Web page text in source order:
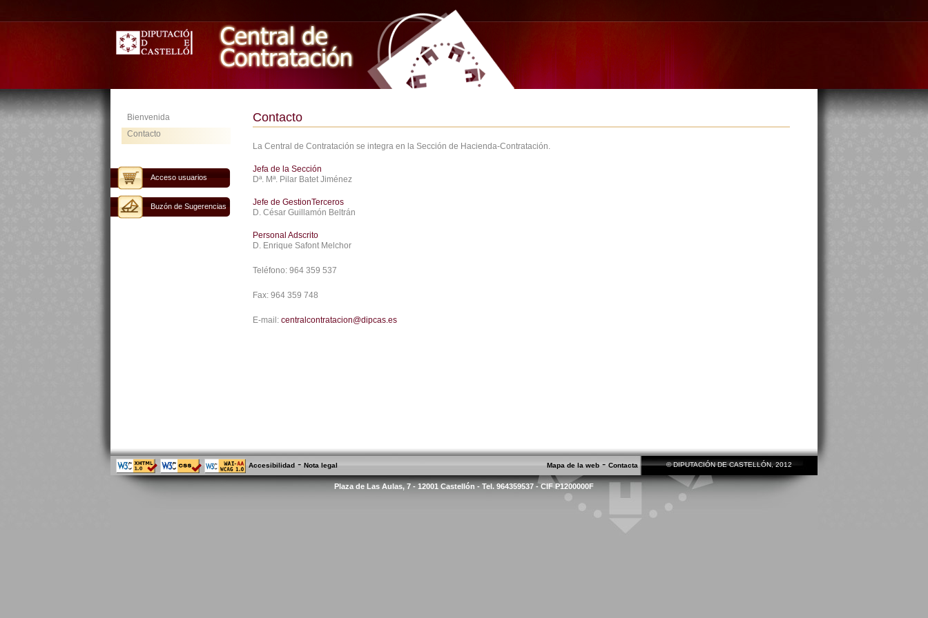
Bienvenida
Contacto
Acceso usuarios
Buzón de Sugerencias
Contacto
La Central de Contratación se integra en la Sección de Hacienda-Contratación.
Jefa de la Sección
Dª. Mª. Pilar Batet Jiménez
Jefe de GestionTerceros
D. César Guillamón Beltrán
Personal Adscrito
D. Enrique Safont Melchor
Teléfono: 964 359 537
Fax: 964 359 748
E-mail: centralcontratacion@dipcas.es
Accesibilidad - Nota legal Mapa de la web - Contacta © DIPUTACIÓN DE CASTELLÓN, 2012
Plaza de Las Aulas, 7 - 12001 Castellón - Tel. 964359537 - CIF P1200000F